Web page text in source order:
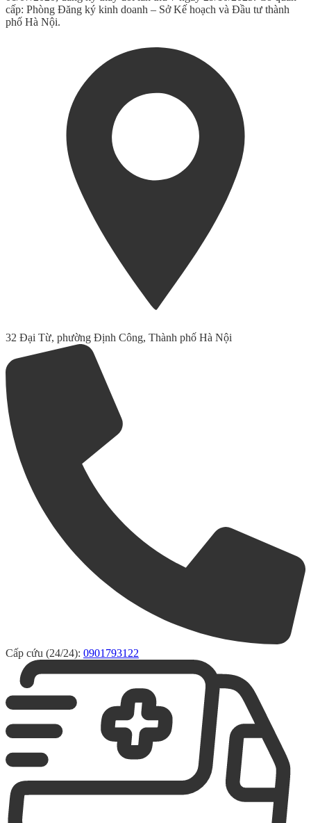
cấp: Phòng Đăng ký kinh doanh – Sở Kế hoạch và Đầu tư thành
phố Hà Nội.
32 Đại Từ, phường Định Công, Thành phố Hà Nội
Cấp cứu (24/24): 0901793122